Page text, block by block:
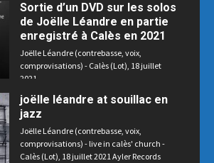
Sortie d’un DVD sur les solos
de Joëlle Léandre en partie
enregistré à Calès en 2021
Joëlle Léandre (contrebasse, voix,
comprovisations) - Calès (Lot), 18 juillet
2021
joëlle léandre at souillac en
jazz
Joëlle Léandre (contrebasse, voix,
comprovisations) - live in calès' church -
Calès (Lot), 18 juillet 2021 Ayler Records